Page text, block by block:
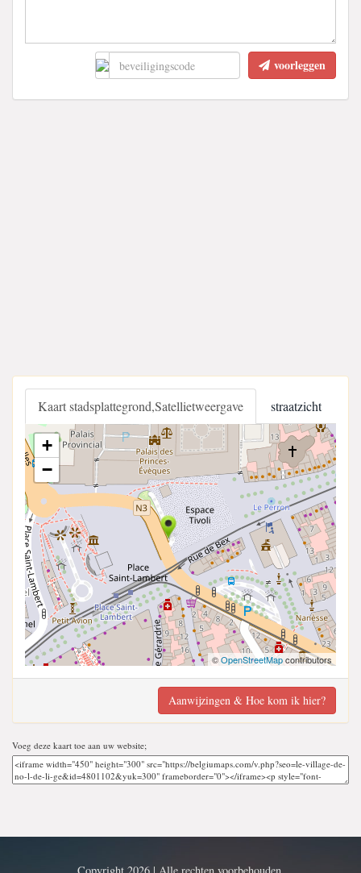
voorleggen
Kaart stadsplattegrond,Satellietweergave straatzicht
+
−
©OpenStreetMapcontributors
Aanwijzingen & Hoe kom ik hier?
Voeg deze kaart toe aan uw website;